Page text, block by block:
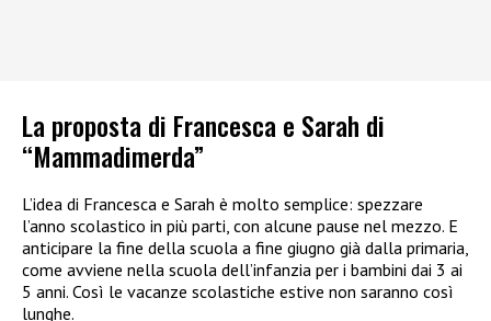
La proposta di Francesca e Sarah di
“Mammadimerda”
L’idea di Francesca e Sarah è molto semplice: spezzare
l’anno scolastico in più parti, con alcune pause nel mezzo. E
anticipare la fine della scuola a fine giugno già dalla primaria,
come avviene nella scuola dell’infanzia per i bambini dai 3 ai
5 anni. Così le vacanze scolastiche estive non saranno così
lunghe.